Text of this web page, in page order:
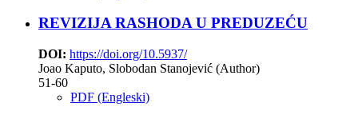
REVIZIJA RASHODA U PREDUZEĆU
DOI: https://doi.org/10.5937/
Joao Kaputo, Slobodan Stanojević (Author)
51-60
PDF (Engleski)